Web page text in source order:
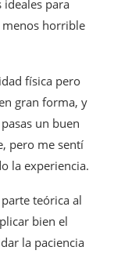
ideales para
horrible
física pero
gran forma, y
un buen
pero me sentí
la experiencia.
teórica al
bien el
la paciencia